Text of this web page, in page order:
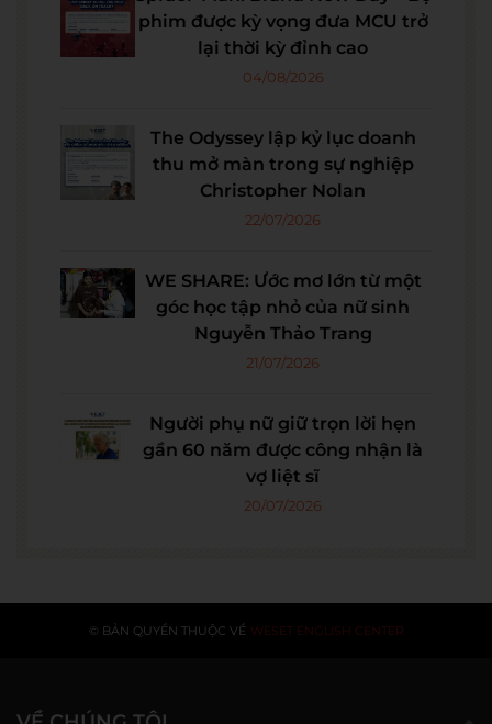
phim được kỳ vọng đưa MCU trở
lại thời kỳ đỉnh cao
04/08/2026
The Odyssey lập kỷ lục doanh
thu mở màn trong sự nghiệp
Christopher Nolan
22/07/2026
WE SHARE: Ước mơ lớn từ một
góc học tập nhỏ của nữ sinh
Nguyễn Thảo Trang
21/07/2026
Người phụ nữ giữ trọn lời hẹn
gần 60 năm được công nhận là
vợ liệt sĩ
20/07/2026
© BẢN QUYỀN THUỘC VỀ WESET ENGLISH CENTER